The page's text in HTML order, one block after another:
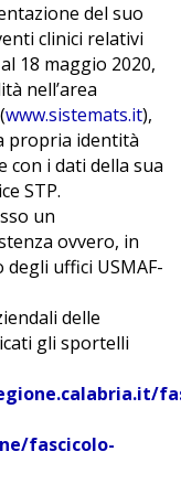
del suo
clinici relativi
18 maggio 2020,
nell’area
www.sistemats.it),
propria identità
con i dati della sua
STP.
un
ovvero, in
degli uffici USMAF-
delle
gli sportelli
fascicolo-